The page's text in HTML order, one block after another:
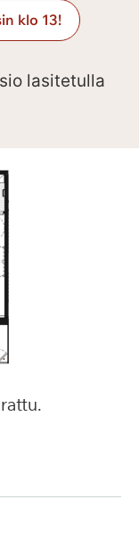
klo 13!
lasitetulla